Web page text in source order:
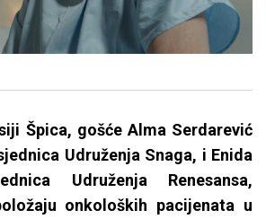
Špica, gošće Alma Serdarević
Udruženja Snaga, i Enida
Udruženja Renesansa,
onkoloških pacijenata u